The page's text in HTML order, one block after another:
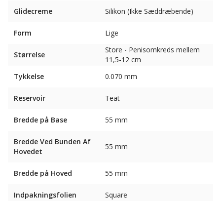
Glidecreme Silikon (Ikke Sæddræbende)
Form Lige
Størrelse
Store - Penisomkreds mellem
11,5-12 cm
Tykkelse
0.070 mm
Reservoir Teat
Bredde på Base 55 mm
Bredde Ved Bunden Af ​​
Hovedet
55 mm
Bredde på Hoved 55 mm
Indpakningsfolien Square